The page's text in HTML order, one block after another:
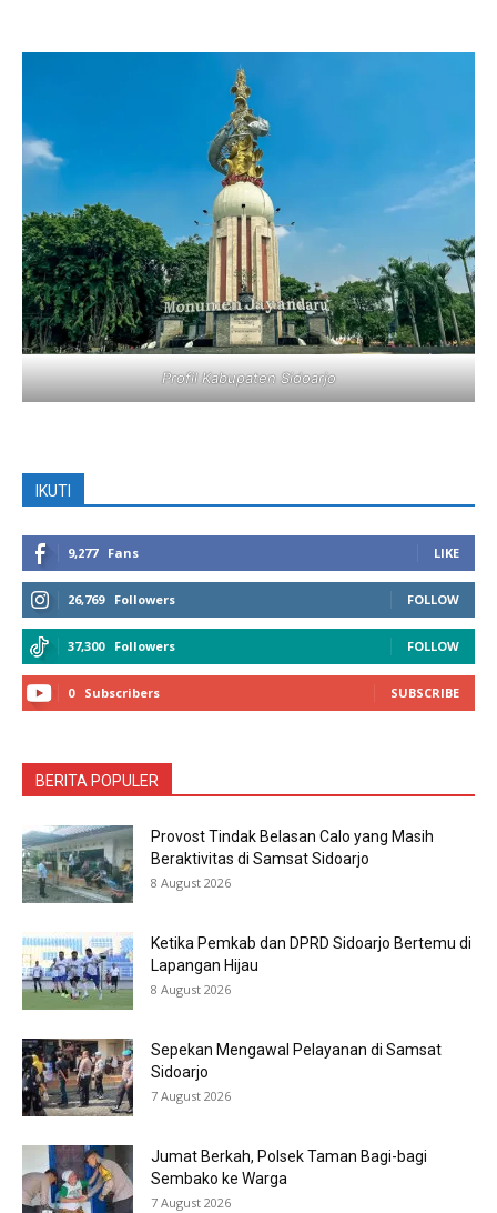
Profil Kabupaten Sidoarjo
IKUTI
9,277 Fans LIKE
26,769 Followers FOLLOW
37,300 Followers FOLLOW
0 Subscribers SUBSCRIBE
BERITA POPULER
Provost Tindak Belasan Calo yang Masih
Beraktivitas di Samsat Sidoarjo
8 August 2026
Ketika Pemkab dan DPRD Sidoarjo Bertemu di
Lapangan Hijau
8 August 2026
Sepekan Mengawal Pelayanan di Samsat
Sidoarjo
7 August 2026
Jumat Berkah, Polsek Taman Bagi-bagi
Sembako ke Warga
7 August 2026